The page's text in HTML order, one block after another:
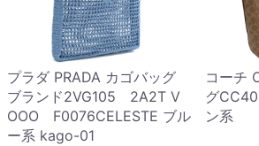
プラダ PRADA カゴバッグ
ブランド2VG105 2A2T V
OOO F0076CELESTE ブル
ー系 kago-01
コーチ
グ
ン系